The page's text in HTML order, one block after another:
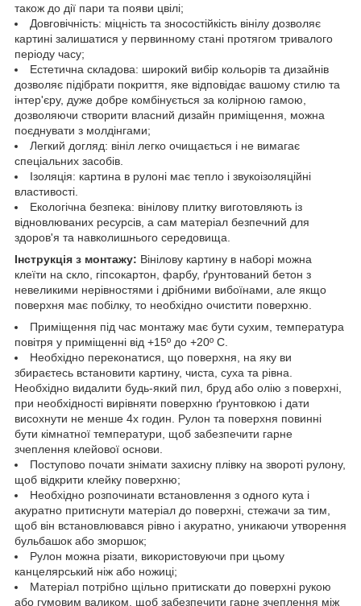
також до дії пари та появи цвілі;
Довговічність: міцність та зносостійкість вінілу дозволяє
картині залишатися у первинному стані протягом тривалого
періоду часу;
Естетична складова: широкий вибір кольорів та дизайнів
дозволяє підібрати покриття, яке відповідає вашому стилю та
інтер'єру, дуже добре комбінується за колірною гамою,
дозволяючи створити власний дизайн приміщення, можна
поєднувати з молдінгами;
Легкий догляд: вініл легко очищається і не вимагає
спеціальних засобів.
Ізоляція: картина в рулоні має тепло і звукоізоляційні
властивості.
Екологічна безпека: вінілову плитку виготовляють із
відновлюваних ресурсів, а сам матеріал безпечний для
здоров'я та навколишнього середовища.
Інструкція з монтажу: Вінілову картину в наборі можна
клеїти на скло, гіпсокартон, фарбу, ґрунтований бетон з
невеликими нерівностями і дрібними вибоїнами, але якщо
поверхня має побілку, то необхідно очистити поверхню.
Приміщення під час монтажу має бути сухим, температура
повітря у приміщенні від +15º до +20º С.
Необхідно переконатися, що поверхня, на яку ви
збираєтесь встановити картину, чиста, суха та рівна.
Необхідно видалити будь-який пил, бруд або олію з поверхні,
при необхідності вирівняти поверхню ґрунтовкою і дати
висохнути не менше 4х годин. Рулон та поверхня повинні
бути кімнатної температури, щоб забезпечити гарне
зчеплення клейової основи.
Поступово почати знімати захисну плівку на звороті рулону,
щоб відкрити клейку поверхню;
Необхідно розпочинати встановлення з одного кута і
акуратно притиснути матеріал до поверхні, стежачи за тим,
щоб він встановлювався рівно і акуратно, уникаючи утворення
бульбашок або зморшок;
Рулон можна різати, використовуючи при цьому
канцелярський ніж або ножиці;
Матеріал потрібно щільно притискати до поверхні рукою
або гумовим валиком, щоб забезпечити гарне зчеплення між